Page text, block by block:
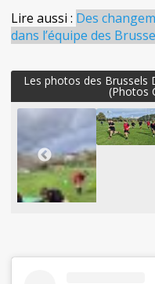
Lire aussi : Des
dans l’équipe des
Les photos des Brussels
(Photos